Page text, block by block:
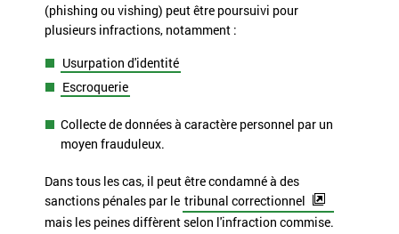
(phishing ou vishing) peut être poursuivi pour
plusieurs infractions, notamment :
Usurpation d'identité
Escroquerie
Collecte de données à caractère personnel par un
moyen frauduleux.
Dans tous les cas, il peut être condamné à des
sanctions pénales par le tribunal correctionnel
mais les peines diffèrent selon l'infraction commise.